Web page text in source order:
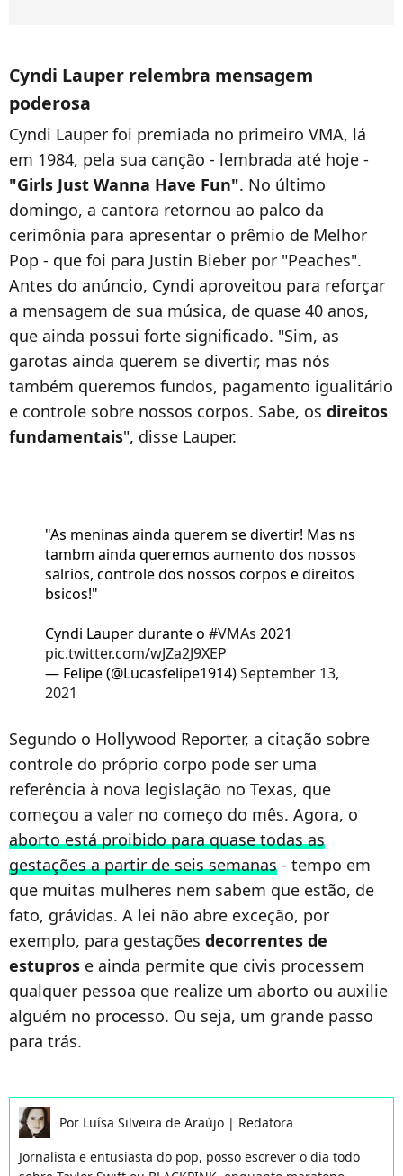
Cyndi Lauper relembra mensagem
poderosa
Cyndi Lauper foi premiada no primeiro VMA, lá
em 1984, pela sua canção - lembrada até hoje -
"Girls Just Wanna Have Fun". No último
domingo, a cantora retornou ao palco da
cerimônia para apresentar o prêmio de Melhor
Pop - que foi para Justin Bieber por "Peaches".
Antes do anúncio, Cyndi aproveitou para reforçar
a mensagem de sua música, de quase 40 anos,
que ainda possui forte significado. "Sim, as
garotas ainda querem se divertir, mas nós
também queremos fundos, pagamento igualitário
e controle sobre nossos corpos. Sabe, os direitos
fundamentais", disse Lauper.
"As meninas ainda querem se divertir! Mas ns
tambm ainda queremos aumento dos nossos
salrios, controle dos nossos corpos e direitos
bsicos!"
Cyndi Lauper durante o #VMAs 2021
pic.twitter.com/wJZa2J9XEP
— Felipe (@Lucasfelipe1914)September 13,
2021
Segundo o Hollywood Reporter, a citação sobre
controle do próprio corpo pode ser uma
referência à nova legislação no Texas, que
começou a valer no começo do mês. Agora, o
aborto está proibido para quase todas as
gestações a partir de seis semanas - tempo em
que muitas mulheres nem sabem que estão, de
fato, grávidas. A lei não abre exceção, por
exemplo, para gestações decorrentes de
estupros e ainda permite que civis processem
qualquer pessoa que realize um aborto ou auxilie
alguém no processo. Ou seja, um grande passo
para trás.
Por Luísa Silveira de Araújo | Redatora
Jornalista e entusiasta do pop, posso escrever o dia todo